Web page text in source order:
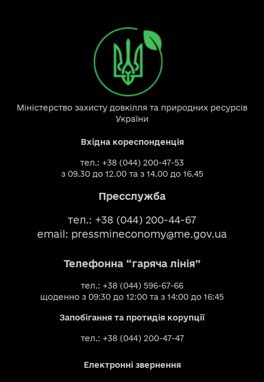
Міністерство захисту довкілля та природних ресурсів
України
Вхідна кореспонденція
тел.: +38 (044) 200-47-53
з 09.30 до 12.00 та з 14.00 до 16.45
Пресслужба
тел.: +38 (044) 200-44-67
email: pressmineconomy@me.gov.ua
Телефонна “гаряча лінія”
тел.: +38 (044) 596-67-66
щоденно з 09:30 до 12:00 та з 14:00 до 16:45
Запобігання та протидія корупції
тел.: +38 (044) 200-47-47
Електронні звернення